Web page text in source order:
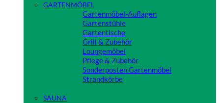
GARTENMÖBEL
Gartenmöbel-Auflagen
Gartenstühle
Gartentische
Grill & Zubehör
Loungemöbel
Pflege & Zubehör
Sonderposten Gartenmöbel
Strandkörbe
SAUNA